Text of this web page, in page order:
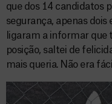
que dos 14 candidatos
segurança, apenas dois
ligaram a informar que
posição, saltei de
mais queria. Não era